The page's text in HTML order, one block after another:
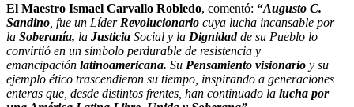
El Maestro Ismael Carvallo Robledo, comentó: “Augusto C.
Sandino , fue un Líder Revolucionario cuya lucha incansable por
la Soberanía, la Justicia Social y la Dignidadde su Pueblo lo
convirtió en un símbolo perdurable de resistencia y
emancipación latinoamericana. Su Pensamiento visionario y su
ejemplo ético trascendieron su tiempo, inspirando a generaciones
enteras que, desde distintos frentes, han continuado la lucha por